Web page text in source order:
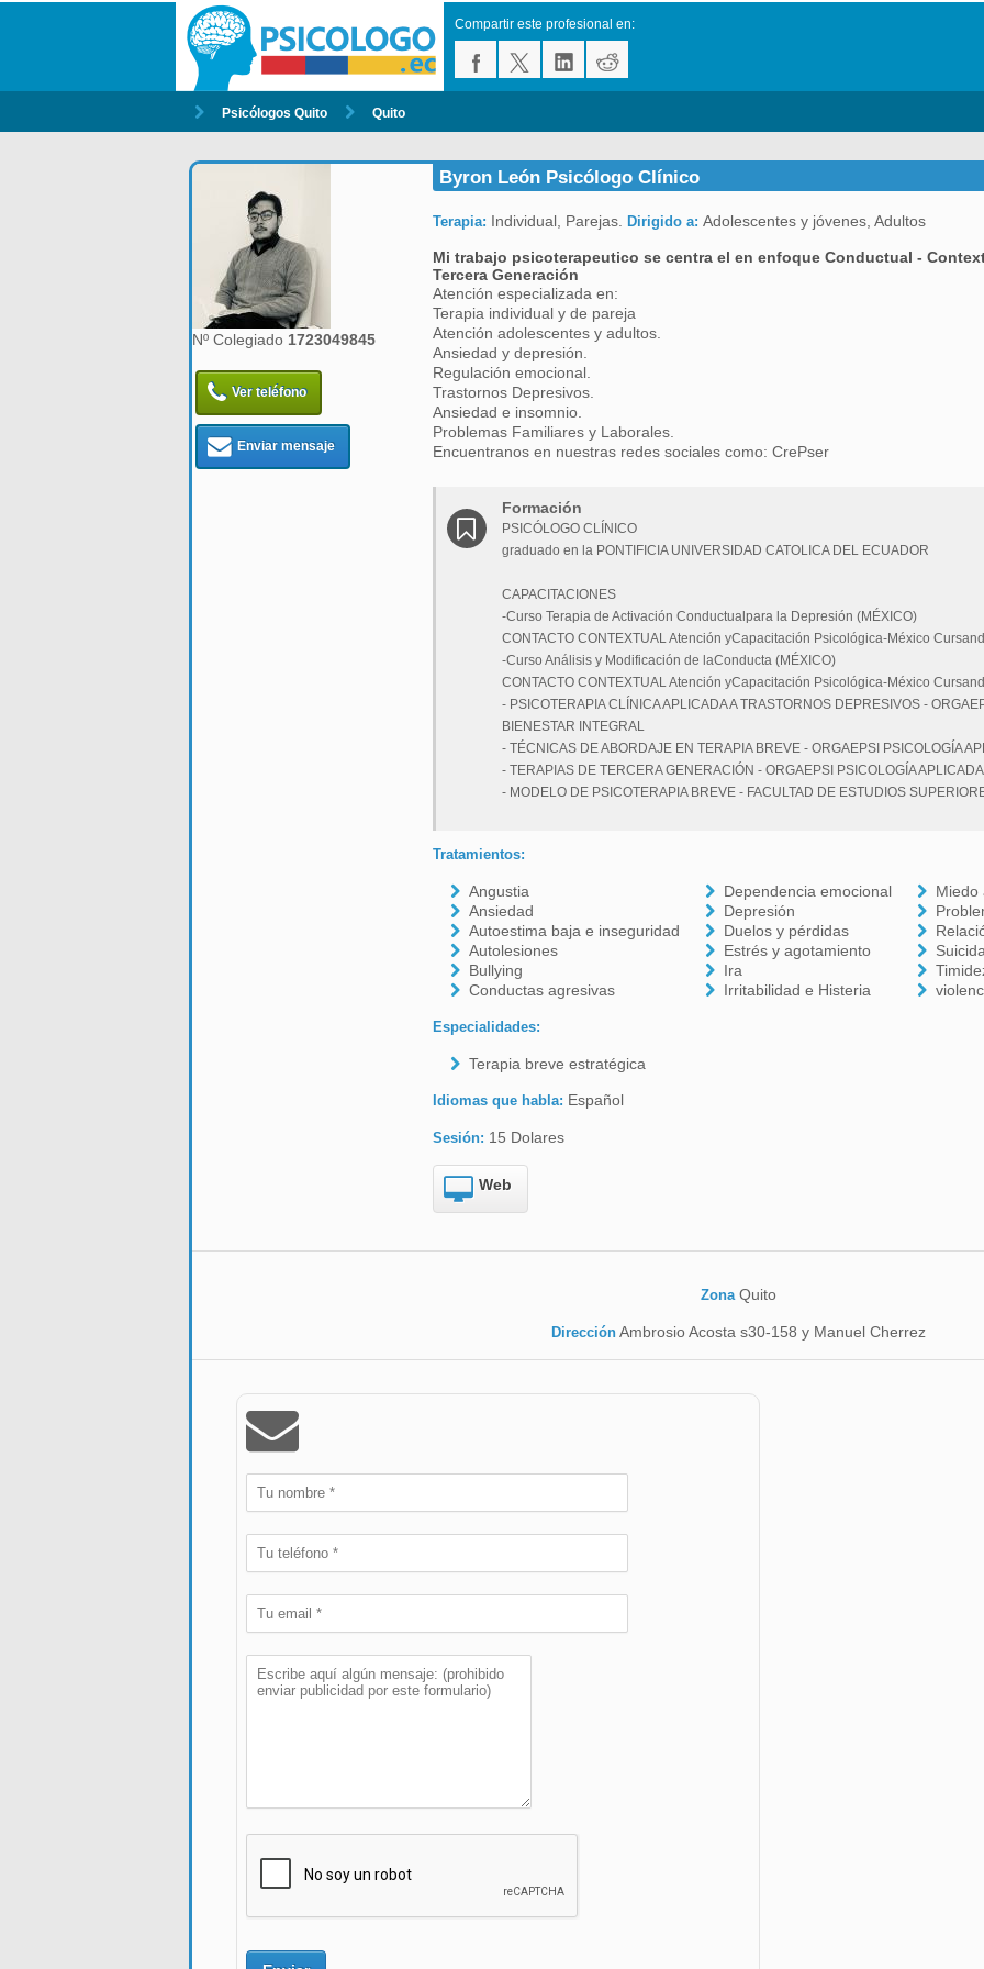
Compartir este profesional en:
Psicólogos Quito Quito
Nº Colegiado 1723049845
Ver teléfono
Enviar mensaje
Byron León Psicólogo Clínico
Terapia: Individual, Parejas. Dirigido a: Adolescentes y jóvenes, Adultos
Mi trabajo psicoterapeutico se centra el en enfoque Conductual -
Tercera Generación
Atención especializada en:
Terapia individual y de pareja
Atención adolescentes y adultos.
Ansiedad y depresión.
Regulación emocional.
Trastornos Depresivos.
Ansiedad e insomnio.
Problemas Familiares y Laborales.
Encuentranos en nuestras redes sociales como: CrePser
Formación
PSICÓLOGO CLÍNICO
graduado en la PONTIFICIA UNIVERSIDAD CATOLICA DEL ECUADOR
CAPACITACIONES
-Curso Terapia de Activación Conductualpara la Depresión (MÉXICO)
CONTACTO CONTEXTUAL Atención yCapacitación Psicológica-México
-Curso Análisis y Modificación de laConducta (MÉXICO)
CONTACTO CONTEXTUAL Atención yCapacitación Psicológica-México
- PSICOTERAPIA CLÍNICA APLICADA A TRASTORNOS DEPRESIVOS -
BIENESTAR INTEGRAL
- TÉCNICAS DE ABORDAJE EN TERAPIA BREVE - ORGAEPSI PSICOLOGÍA
- TERAPIAS DE TERCERA GENERACIÓN - ORGAEPSI PSICOLOGÍA
- MODELO DE PSICOTERAPIA BREVE - FACULTAD DE ESTUDIOS
Tratamientos:
Angustia
Ansiedad
Autoestima baja e inseguridad
Autolesiones
Bullying
Conductas agresivas
Dependencia emocional
Depresión
Duelos y pérdidas
Estrés y agotamiento
Ira
Irritabilidad e Histeria
Miedo
Especialidades:
Terapia breve estratégica
Idiomas que habla: Español
Sesión: 15 Dolares
Web
Zona Quito
DirecciónAmbrosio Acosta s30-158 y Manuel Cherrez